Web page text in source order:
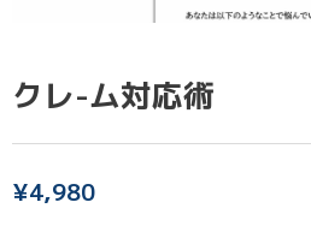
クレ-ム対応術
¥4,980